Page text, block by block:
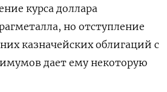
курса доллара
но отступление
казначейских облигаций с
дает ему некоторую